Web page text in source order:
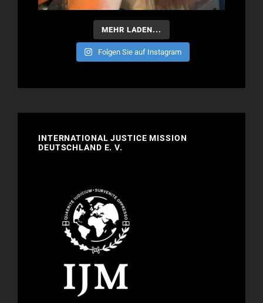
MEHR LADEN...
Folgen Sie auf Instagram
INTERNATIONAL JUSTICE MISSION
DEUTSCHLAND E. V.